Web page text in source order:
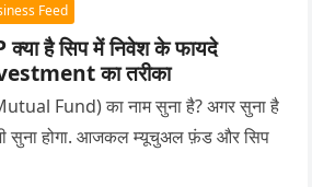
Feed
क्या है सिप में निवेश के फायदे
का तरीका
Fund) का नाम सुना है? अगर सुना है
सुना होगा. आजकल म्यूचुअल फ़ंड और सिप